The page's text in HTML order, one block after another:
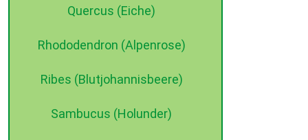
Quercus (Eiche)
Rhododendron (Alpenrose)
Ribes (Blutjohannisbeere)
Sambucus (Holunder)